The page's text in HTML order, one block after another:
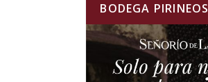
BODEGA PIRINEOS